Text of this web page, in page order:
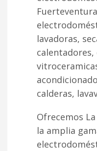
lavadoras,
calentadores,
calderas,
Ofrecemos
la amplia